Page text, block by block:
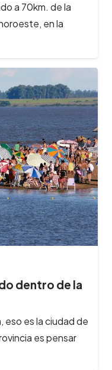
a 70km. de la
en la
dentro de la
eso es la ciudad de
es pensar